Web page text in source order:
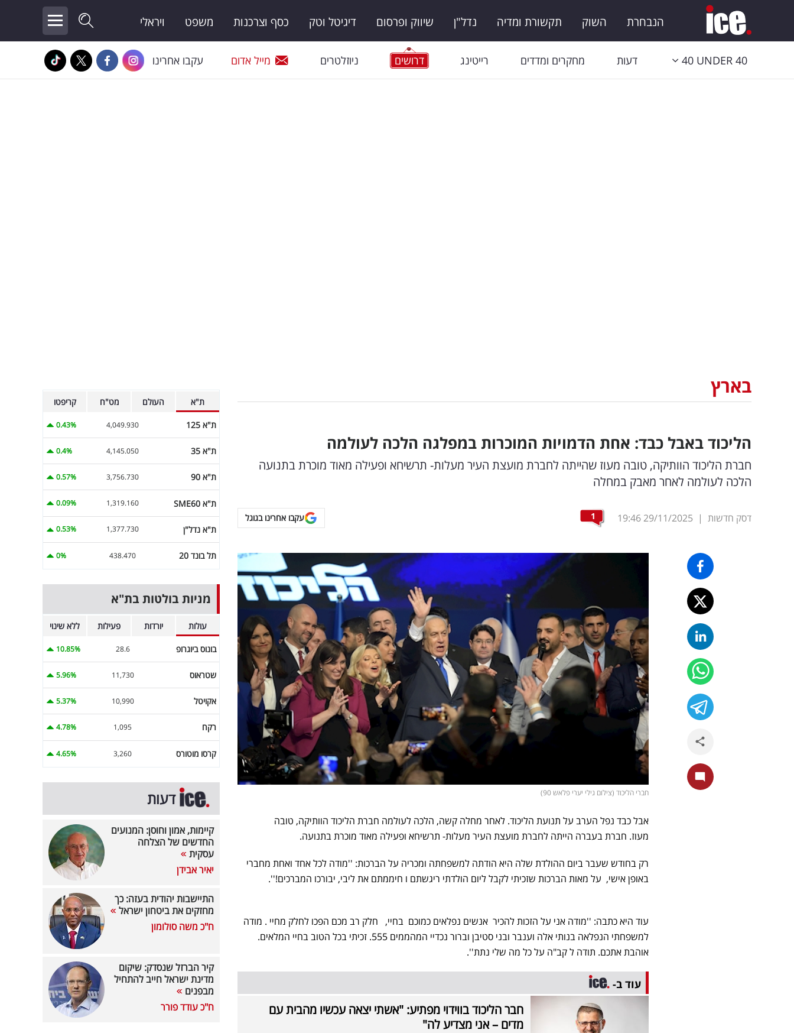
הנבחרת השוק תקשורת ומדיה נדל"ן שיווק ופרסום דיגיטל וטק כסף וצרכנות משפט ויראלי
40 UNDER 40 דעות מחקרים ומדדים רייטינג דרושים ניוזלטרים מייל אדום עקבו אחרינו
בארץ
הליכוד באבל כבד: אחת הדמויות המוכרות במפלגה הלכה לעולמה
חברת הליכוד הוותיקה, טובה מעוז שהייתה לחברת מועצת העיר מעלות- תרשיחא ופעילה מאוד מוכרת בתנועה
הלכה לעולמה לאחר מאבק במחלה
דסק חדשות |
29/11/2025
19:46
1 עקבו אחרינו בגוגל
חברי הליכוד (צילום גילי יערי פלאש 90)
אבל כבד נפל הערב על תנועת הליכוד. לאחר מחלה קשה, הלכה לעולמה חברת הליכוד הוותיקה, טובה
מעוז. חברת בעברה הייתה לחברת מועצת העיר מעלות- תרשיחא ופעילה מאוד מוכרת בתנועה.
רק בחודש שעבר ביום ההולדת שלה היא הודתה למשפחתה ומכריה על הברכות: ''מודה לכל אחד ואחת מחברי
באופן אישי, על מאות הברכות שזכיתי לקבל ליום הולדתי ריגשתם ו חיממתם את ליבי, יבורכו המברכים!''.
עוד היא כתבה: ''מודה אני על הזכות להכיר אנשים נפלאים כמוכם בחיי, חלק רב מכם הפכו לחלק מחיי . מודה
למשפחתי הנפלאה בנותי אלה וענבר ובני סטיבן וברור נכדיי המהממים 555. זכיתי בכל הטוב בחיי המלאים.
אוהבת אתכם. תודה ל קב"ה על כל מה שלי נתת''.
עוד ב-
חבר הליכוד בווידוי מפתיע: "אשתי יצאה עכשיו מהבית עם
מדים – אני מצדיע לה"
ת"א העולם מט"ח קריפטו
ת"א 125 4,049.930
0.43%
ת"א 35 4,145.050
0.4%
ת"א 90 3,756.730
0.57%
ת"א SME60 1,319.160
0.09%
ת"א נדל"ן 1,377.730
0.53%
תל בונד 20 438.470
0%
מניות בולטות בת"א
עולות יורדות פעילות ללא שינוי
בונוס ביוגרופ 28.6
10.85%
שטראוס 11,730
5.96%
אקויטל 10,990
5.37%
רקח 1,095
4.78%
קרסו מוטורס 3,260
4.65%
דעות
קיימות, אמון וחוסן: המנועים
החדשים של הצלחה
עסקית
יאיר אבידן
התיישבות יהודית בעזה: כך
מחזקים את ביטחון ישראל
ח"כ משה סולומון
קיר הברזל שנסדק: שיקום
מדינת ישראל חייב להתחיל
מבפנים
ח"כ עודד פורר